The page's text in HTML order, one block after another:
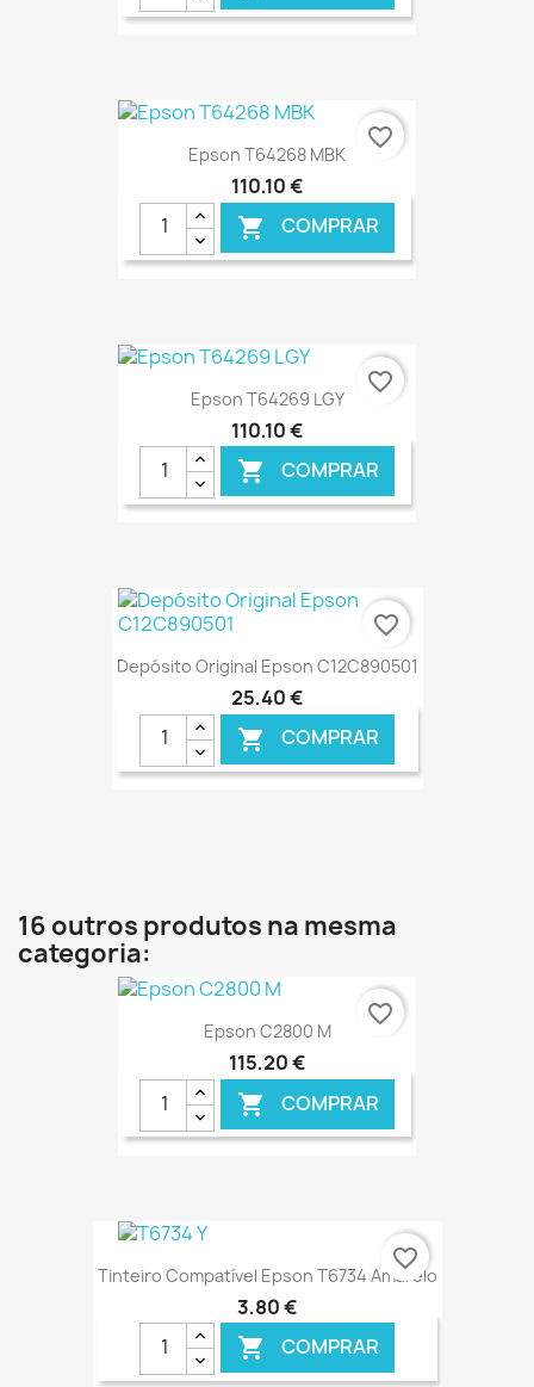
€ ONLINE
Epson T64268 MBK
110,10 €
 COMPRAR
€ ONLINE
favorite_border
Epson T64269 LGY
110,10 €
 COMPRAR
€ ONLINE
favorite_border
Depósito Original Epson C12C890501
25,40 €
 COMPRAR
favorite_border
16 outros produtos na mesma
categoria:
Epson C2800 M
115,20 €
 COMPRAR
€ ONLINE
favorite_border
Tinteiro Compatível Epson T6734 Amarelo
3,80 €
 COMPRAR
favorite_border